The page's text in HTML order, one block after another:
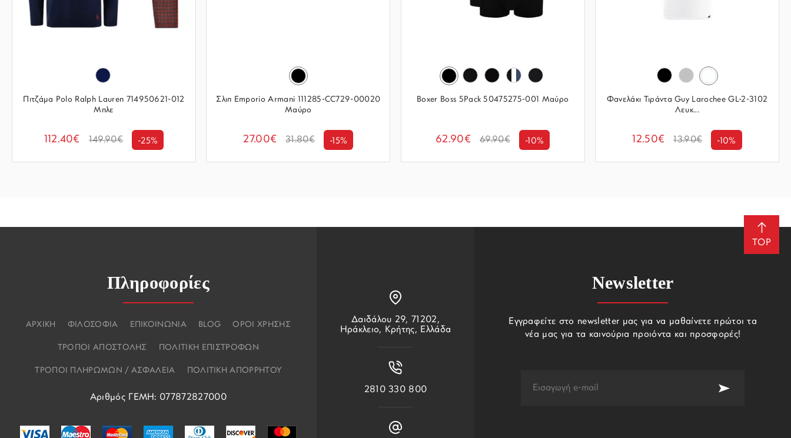
Πιτζάμα Polo Ralph Lauren 714950621-012
Μπλε
112.40€ 149.90€ -25%
Σλιπ Emporio Armani 111285-CC729-00020
Μαύρο
27.00€ 31.80€ -15%
Boxer Boss 5Pack 50475275-001 Μαύρο
62.90€ 69.90€ -10%
Φανελάκι Τιράντα Guy Larochee GL-2-3102
Λευκ...
12.50€ 13.90€ -10%
TOP
Πληροφορίες
ΑΡΧΙΚΗ ΦΙΛΟΣΟΦΙΑ ΕΠΙΚΟΙΝΩΝΙΑ BLOG ΟΡΟΙ ΧΡΗΣΗΣ
ΤΡΟΠΟΙ ΑΠΟΣΤΟΛΗΣ ΠΟΛΙΤΙΚΗ ΕΠΙΣΤΡΟΦΩΝ
ΤΡΟΠΟΙ ΠΛΗΡΩΜΩΝ / ΑΣΦΑΛΕΙΑ ΠΟΛΙΤΙΚΗ ΑΠΟΡΡΗΤΟΥ
Αριθμός ΓΕΜΗ: 077872827000
Δαιδάλου 29, 71202,
Ηράκλειο, Κρήτης, Ελλάδα
2810 330 800
Newsletter
Εγγραφείτε στο newsletter μας για να μαθαίνετε πρώτοι τα
νέα μας για τα καινούρια προιόντα και προσφορές!